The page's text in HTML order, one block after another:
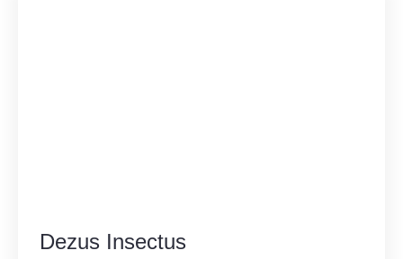
Dezus Insectus